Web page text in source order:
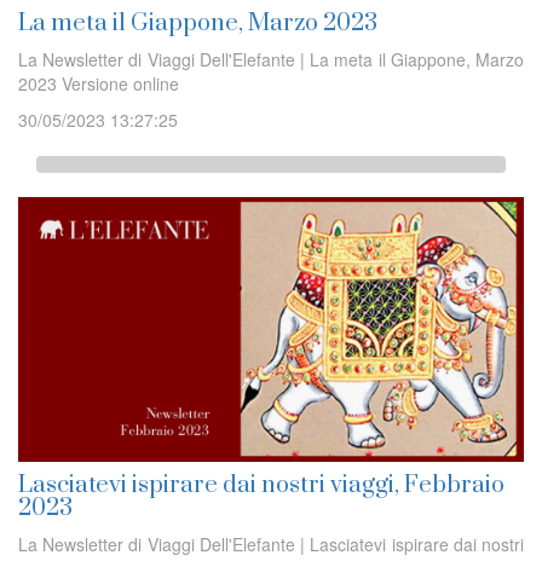
La meta il Giappone, Marzo 2023
La Newsletter di Viaggi Dell'Elefante | La meta il Giappone, Marzo
2023 Versione online
30/05/2023 13:27:25
Lasciatevi ispirare dai nostri viaggi, Febbraio
2023
La Newsletter di Viaggi Dell'Elefante | Lasciatevi ispirare dai nostri